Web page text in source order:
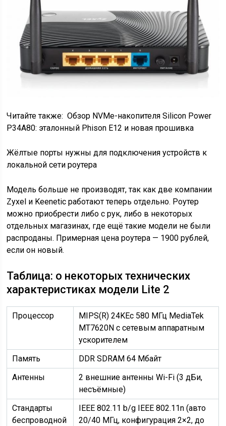
Читайте также: Обзор NVMe-накопителя Silicon Power
P34A80: эталонный Phison E12 и новая прошивка
Жёлтые порты нужны для подключения устройств к
локальной сети роутера
Модель больше не производят, так как две компании
Zyxel и Keenetic работают теперь отдельно. Роутер
можно приобрести либо с рук, либо в некоторых
отдельных магазинах, где ещё такие модели не были
распроданы. Примерная цена роутера — 1900 рублей,
если он новый.
Таблица: о некоторых технических
характеристиках модели Lite 2
Процессор
MIPS(R) 24KEc 580 МГц MediaTek
MT7620N с сетевым аппаратным
ускорителем
Память
DDR SDRAM 64 Мбайт
Антенны
2 внешние антенны Wi-Fi (3 дБи,
несъёмные)
Стандарты
беспроводной
IEEE 802.11 b/g IEEE 802.11n (авто
20/40 МГц, конфигурация 2×2, до